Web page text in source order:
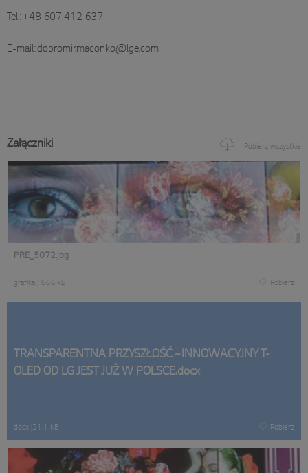
Tel.: +48 607 412 637
E-mail: dobromir.maconko@lge.com
Załączniki Pobierz wszystkie
PRE_5072.jpg
grafika 666 KB Pobierz
TRANSPARENTNA PRZYSZŁOŚĆ – INNOWACYJNY T-
OLED OD LG JEST JUŻ W POLSCE.docx
docx 21,1 KB Pobierz